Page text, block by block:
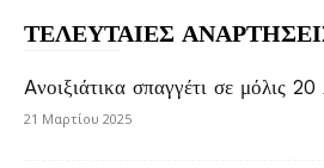
ΤΕΛΕΥΤΑΙΕΣ
Aνοιξιάτικα σπαγγέτι σε μόλις 20
21 Μαρτίου 2025